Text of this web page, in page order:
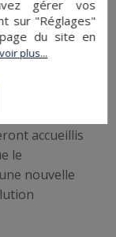
d'un risque
que
de
donc de
accueillis
le
nouvelle
gérer vos
sur "Réglages"
du site en
plus...